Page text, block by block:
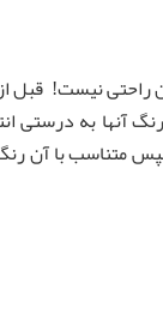
نیست! قبل
آنها به درستی
متناسب با آن